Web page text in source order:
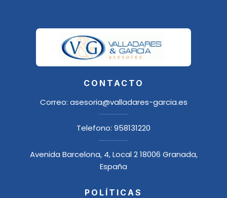
CONTACTO
Correo: asesoria@valladares-garcia.es
Telefono: 958131220
Avenida Barcelona, 4, Local 2 18006 Granada,
España
POLÍTICAS